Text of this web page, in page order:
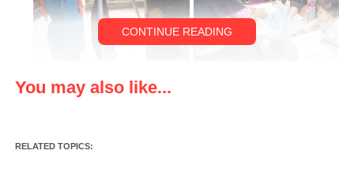
LAMPUNG klikviral.com – UPTD puskesmas Antar berak
stunting,oleh kementrian koordinator bidang pembangunan
CONTINUE READING
You may also like...
RELATED TOPICS: